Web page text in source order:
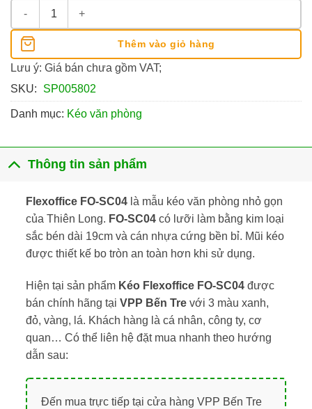
Kéo Flexoffice FO-SC04 số lượng
Thêm vào giỏ hàng
Lưu ý: Giá bán chưa gồm VAT;
SKU:
SP005802
Danh mục: Kéo văn phòng
Thông tin sản phẩm
Flexoffice FO-SC04là mẫu kéo văn phòng nhỏ gọn
của Thiên Long. FO-SC04có lưỡi làm bằng kim loại
sắc bén dài 19cm và cán nhựa cứng bền bỉ. Mũi kéo
được thiết kế bo tròn an toàn hơn khi sử dụng.
Hiện tại sản phẩmKéo Flexoffice FO-SC04được
bán chính hãng tại VPP Bến Trevới 3 màu xanh,
đỏ, vàng, lá. Khách hàng là cá nhân, công ty, cơ
quan… Có thể liên hệ đặt mua nhanh theo hướng
dẫn sau:
Đến mua trực tiếp tại cửa hàng VPP Bến Tre